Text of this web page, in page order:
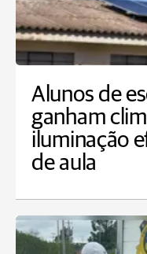
Alunos de
ganham
iluminação
de aula